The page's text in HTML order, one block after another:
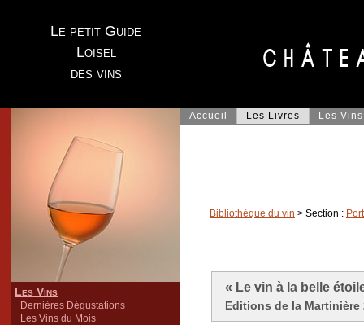
Le petit Guide
Loisel
des vins
Les Vins
Dernières Dégustations
Les Vins du Mois
Accueil Les Livres Les Vins
Bibliothèque du vin > Section :
« Le vin à la belle
Editions de la Martinière